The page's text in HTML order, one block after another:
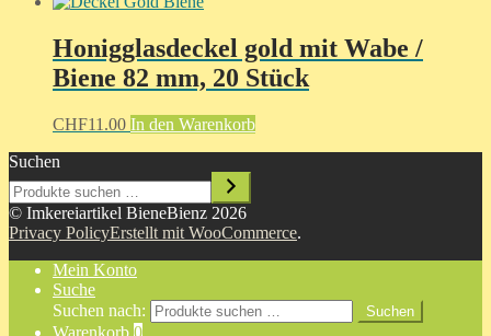
Honigglasdeckel gold mit Wabe /
Biene 82 mm, 20 Stück
CHF11.00 In den Warenkorb
Suchen
© Imkereiartikel BieneBienz 2026
Privacy PolicyErstellt mit WooCommerce.
Mein Konto
Suche
Suchen nach:
Suchen
Warenkorb 0